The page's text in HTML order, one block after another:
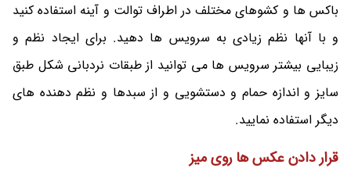
باکس ها و کشوهای مختلف در اطراف توالت و آینه استفاده کنید
و با آنها نظم زیادی به سرویس ها دهید. برای ایجاد نظم و
زیبایی بیشتر سرویس ها می توانید از طبقات نردبانی شکل طبق
سایز و اندازه حمام و دستشویی و از سبدها و نظم دهنده های
دیگر استفاده نمایید.
قرار دادن عکس ها روی میز